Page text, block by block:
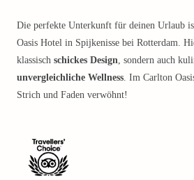
Die perfekte Unterkunft für deinen Urlaub
Oasis Hotel in Spijkenisse bei Rotterdam.
klassisch schickes Design, sondern auch
unvergleichliche Wellness. Im Carlton
Strich und Faden verwöhnt!